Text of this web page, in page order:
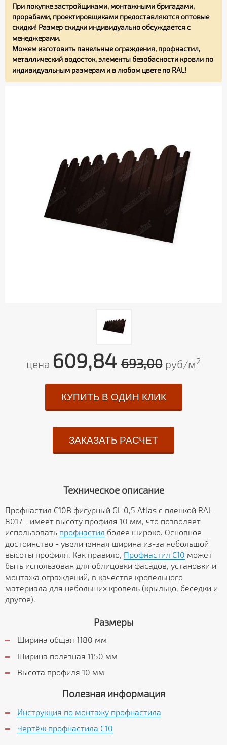
При покупке застройщиками, монтажными бригадами,
прорабами, проектировщиками предоставляются оптовые
скидки! Размер скидки индивидуально обсуждается с
менеджерами.
Можем изготовить панельные ограждения, профнастил,
металлический водосток, элементы безобасности кровли по
индивидуальным размерам и в любом цвете по RAL!
цена 609,84693,00руб/м2
КУПИТЬ В ОДИН КЛИК
ЗАКАЗАТЬ РАСЧЕТ
Техническое описание
Профнастил С10B фигурный GL 0,5 Atlas с пленкой RAL
8017 - имеет высоту профиля 10 мм, что позволяет
использовать профнастил более широко. Основное
достоинство - увеличенная ширина из-за небольшой
высоты профиля. Как правило, Профнастил C10 может
быть использован для облицовки фасадов, установки и
монтажа ограждений, в качестве кровельного
материала для небольших кровель (крыльцо, беседки и
другое).
Размеры
Ширина общая 1180 мм
Ширина полезная 1150 мм
Высота профиля 10 мм
Полезная информация
Инструкция по монтажу профнастила
Чертёж профнастила C10